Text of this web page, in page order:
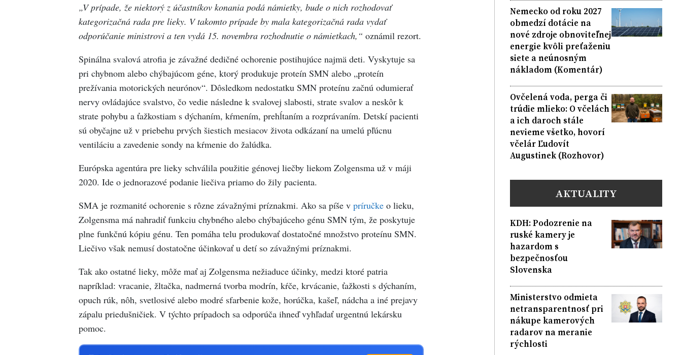
„V prípade, že niektorý z účastníkov konania podá námietky, bude o nich rozhodovať
kategorizačná rada pre lieky. V takomto prípade by mala kategorizačná rada vydať
odporúčanie ministrovi a ten vydá 15. novembra rozhodnutie o námietkach,“ oznámil rezort.
Spinálna svalová atrofia je závažné dedičné ochorenie postihujúce najmä deti. Vyskytuje sa
pri chybnom alebo chýbajúcom géne, ktorý produkuje proteín SMN alebo „proteín
prežívania motorických neurónov“. Dôsledkom nedostatku SMN proteínu začnú odumierať
nervy ovládajúce svalstvo, čo vedie následne k svalovej slabosti, strate svalov a neskôr k
strate pohybu a ťažkostiam s dýchaním, kŕmením, prehĺtaním a rozprávaním. Detskí pacienti
sú obyčajne už v priebehu prvých šiestich mesiacov života odkázaní na umelú pľúcnu
ventiláciu a zavedenie sondy na kŕmenie do žalúdka.
Európska agentúra pre lieky schválila použitie génovej liečby liekom Zolgensma už v máji
2020. Ide o jednorazové podanie liečiva priamo do žily pacienta.
SMA je rozmanité ochorenie s rôzne závažnými príznakmi. Ako sa píše v príručkeo lieku,
Zolgensma má nahradiť funkciu chybného alebo chýbajúceho génu SMN tým, že poskytuje
plne funkčnú kópiu génu. Ten pomáha telu produkovať dostatočné množstvo proteínu SMN.
Liečivo však nemusí dostatočne účinkovať u detí so závažnými príznakmi.
Tak ako ostatné lieky, môže mať aj Zolgensma nežiaduce účinky, medzi ktoré patria
napríklad: vracanie, žltačka, nadmerná tvorba modrín, kŕče, krvácanie, ťažkosti s dýchaním,
opuch rúk, nôh, svetlosivé alebo modré sfarbenie kože, horúčka, kašeľ, nádcha a iné prejavy
zápalu priedušničiek. V týchto prípadoch sa odporúča ihneď vyhľadať urgentnú lekársku
pomoc.
Nemecko od roku 2027
obmedzí dotácie na
nové zdroje obnoviteľnej
energie kvôli preťaženiu
siete a neúnosným
nákladom (Komentár)
Ovčelená voda, perga či
trúdie mlieko: O včelách
a ich daroch stále
nevieme všetko, hovorí
včelár Ľudovít
Augustinek (Rozhovor)
AKTUALITY
KDH: Podozrenie na
ruské kamery je
hazardom s
bezpečnosťou
Slovenska
Ministerstvo odmieta
netransparentnosť pri
nákupe kamerových
radarov na meranie
rýchlosti